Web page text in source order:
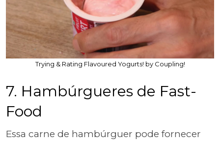
Trying & Rating Flavoured Yogurts! by Coupling!
7. Hambúrgueres de Fast-
Food
Essa carne de hambúrguer pode fornecer